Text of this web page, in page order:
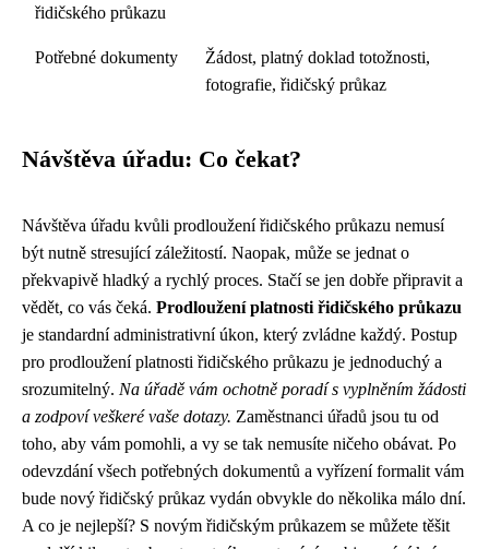
řidičského průkazu
Potřebné dokumenty
Žádost, platný doklad totožnosti,
fotografie, řidičský průkaz
Návštěva úřadu: Co čekat?
Návštěva úřadu kvůli prodloužení řidičského průkazu nemusí
být nutně stresující záležitostí. Naopak, může se jednat o
překvapivě hladký a rychlý proces. Stačí se jen dobře připravit a
vědět, co vás čeká. Prodloužení platnosti řidičského průkazu
je standardní administrativní úkon, který zvládne každý. Postup
pro prodloužení platnosti řidičského průkazu je jednoduchý a
srozumitelný. Na úřadě vám ochotně poradí s vyplněním žádosti
a zodpoví veškeré vaše dotazy. Zaměstnanci úřadů jsou tu od
toho, aby vám pomohli, a vy se tak nemusíte ničeho obávat. Po
odevzdání všech potřebných dokumentů a vyřízení formalit vám
bude nový řidičský průkaz vydán obvykle do několika málo dní.
A co je nejlepší? S novým řidičským průkazem se můžete těšit